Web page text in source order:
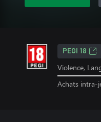
PEGI 18
Violence,
Achats intra-